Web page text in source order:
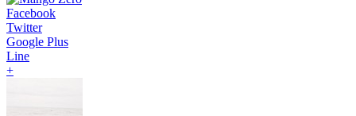
Facebook
Twitter
Google Plus
Line
+